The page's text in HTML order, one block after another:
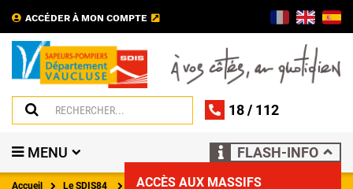
ACCÉDER À MON COMPTE
18/ 112
MENU FLASH-INFO
ACCÈS AUX MASSIFS
Accueil Le SDIS84 Évènements